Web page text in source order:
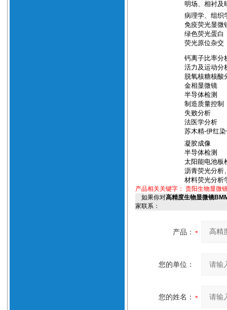
明场、相衬及
病理学、组织
免疫荧光显微
绿色荧光蛋白
荧光原位杂交
钙离子比率分
活力及运动分
脱氧核糖核酸
金相显微镜
半导体检测
制造质量控制
失败分析
法医学分析
苏木精-伊红
凝胶成像
半导体检测
太阳能电池板
沥青荧光分析
材料荧光分析
产品相关关键字： 贵阳生物显微
如果你对高精度生物显微镜
家联系：
产品：
您的单位：
您的姓名：